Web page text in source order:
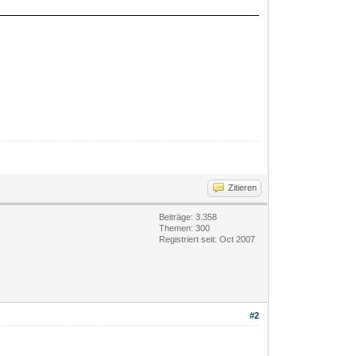
Zitieren
Beiträge: 3.358
Themen: 300
Registriert seit: Oct 2007
#2